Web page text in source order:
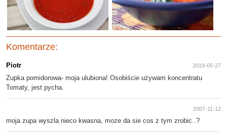
Komentarze:
Piotr 2019-05-27
Zupka pomidorowa- moja ulubiona! Osobiście używam koncentratu
Tomaty, jest pycha.
2007-11-12
moja zupa wyszla nieco kwasna, moze da sie cos z tym zrobic..?